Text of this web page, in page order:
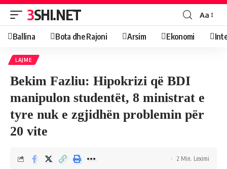
3SHI.NET Aa
Ballina Bota dhe Rajoni Arsim Ekonomi
LAJME
Bekim Fazliu: Hipokrizi që BDI
manipulon studentët, 8 ministrat e
tyre nuk e zgjidhën problemin për
20 vite
2 Min. Leximi